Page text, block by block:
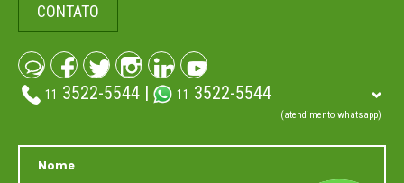
CONTATO
11 3522-5544 | 11 3522-5544
(atendimento whatsapp)